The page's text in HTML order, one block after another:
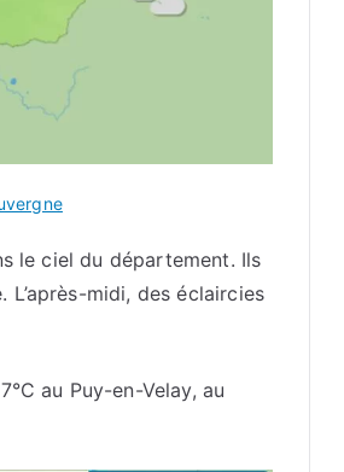
le ciel du département. Ils
midi, des éclaircies
au Puy-en-Velay, au